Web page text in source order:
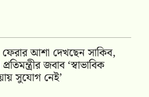
ফেরার আশা দেখছেন সাকিব,
জবাব ‘স্বাভাবিক
সুযোগ নেই’